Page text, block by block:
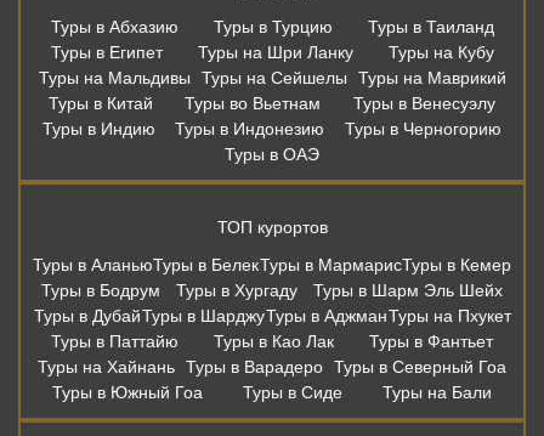
Туры в Абхазию
Туры в Турцию
Туры в Таиланд
Туры в Египет
Туры на Шри Ланку
Туры на Кубу
Туры на Мальдивы
Туры на Сейшелы
Туры на Маврикий
Туры в Китай
Туры во Вьетнам
Туры в Венесуэлу
Туры в Индию
Туры в Индонезию
Туры в Черногорию
Туры в ОАЭ
ТОП курортов
Туры в АланьюТуры в БелекТуры в МармарисТуры в Кемер
Туры в Бодрум
Туры в Хургаду
Туры в Шарм Эль Шейх
Туры в ДубайТуры в ШарджуТуры в АджманТуры на Пхукет
Туры в Паттайю
Туры в Као Лак
Туры в Фантьет
Туры на Хайнань Туры в Варадеро Туры в Северный Гоа
Туры в Южный Гоа
Туры в Сиде Туры на Бали